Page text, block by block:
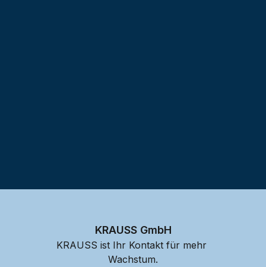
KRAUSS GmbH
KRAUSS ist Ihr Kontakt für mehr
Wachstum.